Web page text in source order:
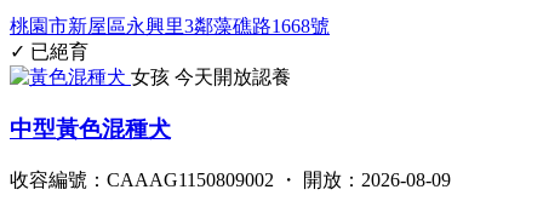
桃園市新屋區永興里3鄰藻礁路1668號
✓ 已絕育
女孩 今天開放認養
中型黃色混種犬
收容編號：CAAAG1150809002 ・ 開放：2026-08-09